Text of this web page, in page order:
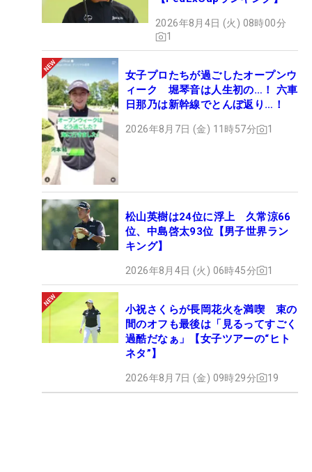
2026年8月4日 (火) 08時00分
1
女子プロたちが過ごしたオープンウ
ィーク 堀琴音は人生初の…！ 六車
日那乃は新幹線でとんぼ返り…！
2026年8月7日 (金) 11時57分 1
松山英樹は24位に浮上 久常涼66
位、中島啓太93位【男子世界ラン
キング】
2026年8月4日 (火) 06時45分 1
小祝さくらが長岡花火を満喫 束の
間のオフも最後は「見るってすごく
過酷だなぁ」【女子ツアーの“ヒト
ネタ”】
2026年8月7日 (金) 09時29分 19